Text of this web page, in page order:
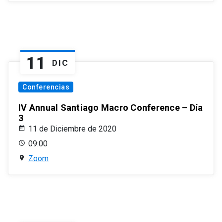
11 DIC
Conferencias
IV Annual Santiago Macro Conference – Día
3
11 de Diciembre de 2020
09:00
Zoom